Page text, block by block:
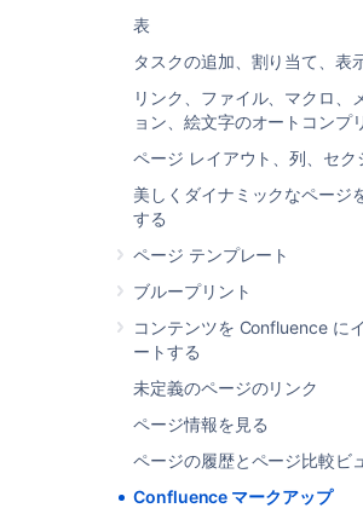
表
タスクの追加、割り当て、表
リンク、ファイル、マクロ、
ョン、絵文字のオートコンプ
ページ レイアウト、列、セク
美しくダイナミックなページ
する
ページ テンプレート
ブループリント
コンテンツを Confluence に
ートする
未定義のページのリンク
ページ情報を見る
ページの履歴とページ比較ビ
Confluence マークアップ
でもコンテンツの定義では
ップを使用できます。Wiki マ
文の説明は、「
てください。
マクロの Wiki マークアップコード例
マクロのドキュメントにあります。
関連ページ
マクロ
エディタ
最終更新日 2024 年 7 月 30 日
この内容はお役に立ちました